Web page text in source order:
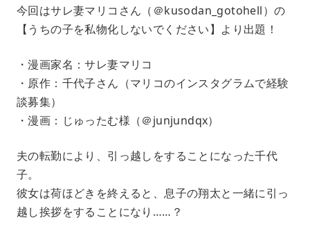
今回はサレ妻マリコさん（＠kusodan_gotohell）の
【うちの子を私物化しないでください】より出題！
・漫画家名：サレ妻マリコ
・原作：千代子さん（マリコのインスタグラムで経験
談募集）
・漫画：じゅったむ様（＠junjundqx）
夫の転勤により、引っ越しをすることになった千代
子。
彼女は荷ほどきを終えると、息子の翔太と一緒に引っ
越し挨拶をすることになり……？